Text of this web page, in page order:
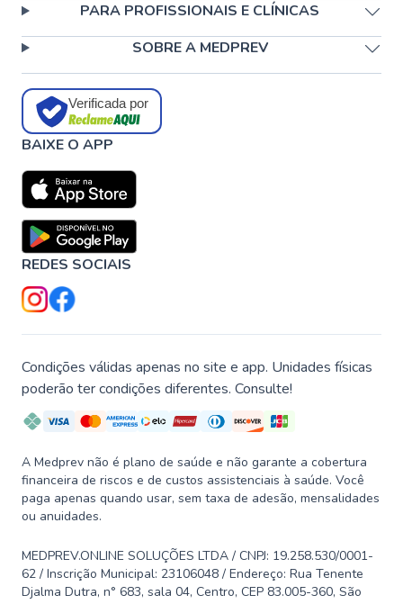
PARA PROFISSIONAIS E CLÍNICAS
SOBRE A MEDPREV
Verificada por
BAIXE O APP
REDES SOCIAIS
Condições válidas apenas no site e app. Unidades físicas
poderão ter condições diferentes. Consulte!
A Medprev não é plano de saúde e não garante a cobertura
financeira de riscos e de custos assistenciais à saúde. Você
paga apenas quando usar, sem taxa de adesão, mensalidades
ou anuidades.
MEDPREV.ONLINE SOLUÇÕES LTDA / CNPJ: 19.258.530/0001-
62 / Inscrição Municipal: 23106048 / Endereço: Rua Tenente
Djalma Dutra, n° 683, sala 04, Centro, CEP 83.005-360, São